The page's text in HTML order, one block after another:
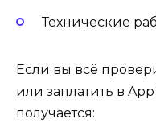
Технические
Если вы всё
или заплатить в
получается: